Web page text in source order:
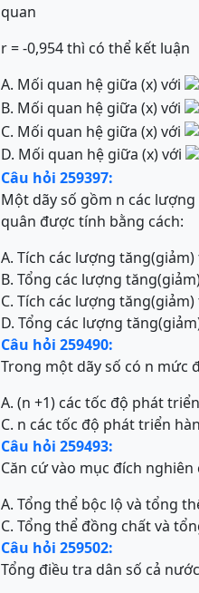
quan
r = -0,954 thì có thể kết luận
A. Mối quan hệ giữa (x) với
B. Mối quan hệ giữa (x) với
C. Mối quan hệ giữa (x) với
D. Mối quan hệ giữa (x) với
Câu hỏi 259397:
Một dãy số gồm n các
quân được tính bằng cách:
A. Tích các lượng
B. Tổng các lượng
C. Tích các lượng
D. Tổng các lượng
Câu hỏi 259490:
Trong một dãy số có n mức
A. (n +1) các tốc độ phát
C. n các tốc độ phát triển
Câu hỏi 259493:
Căn cứ vào mục đích
A. Tổng thể bộc lộ và tổng
C. Tổng thể đồng chất và
Câu hỏi 259502:
Tổng điều tra dân số cả